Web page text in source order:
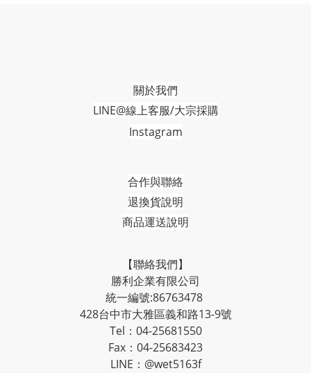
關於我們
LINE@線上客服/大宗採購
Instagram
合作與聯絡
退換貨說明
商品運送說明
【聯絡我們】
勝利企業有限公司
統一編號:86763478
428台中市大雅區義和路13-9號
Tel：04-25681550
Fax：04-25683423
LINE：@wet5163f